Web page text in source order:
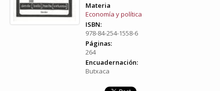
Materia
Economía y política
ISBN:
978-84-254-1558-6
Páginas:
264
Encuadernación:
Butxaca